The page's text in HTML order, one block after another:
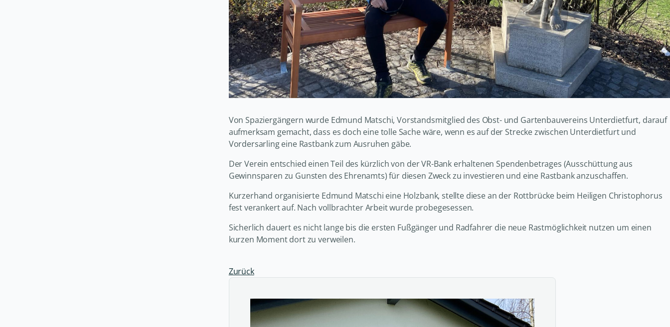
Von Spaziergängern wurde Edmund Matschi, Vorstandsmitglied des Obst- und Gartenbauvereins Unterdietfurt, darauf
aufmerksam gemacht, dass es doch eine tolle Sache wäre, wenn es auf der Strecke zwischen Unterdietfurt und
Vordersarling eine Rastbank zum Ausruhen gäbe.
Der Verein entschied einen Teil des kürzlich von der VR-Bank erhaltenen Spendenbetrages (Ausschüttung aus
Gewinnsparen zu Gunsten des Ehrenamts) für diesen Zweck zu investieren und eine Rastbank anzuschaffen.
Kurzerhand organisierte Edmund Matschi eine Holzbank, stellte diese an der Rottbrücke beim Heiligen Christophorus
fest verankert auf. Nach vollbrachter Arbeit wurde probegesessen.
Sicherlich dauert es nicht lange bis die ersten Fußgänger und Radfahrer die neue Rastmöglichkeit nutzen um einen
kurzen Moment dort zu verweilen.
Zurück